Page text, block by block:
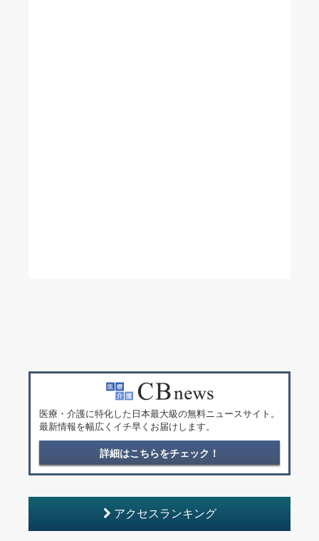
医療・介護に特化した日本最大級の無料ニュースサイト。
最新情報を幅広くイチ早くお届けします。
詳細はこちらをチェック！
アクセスランキング